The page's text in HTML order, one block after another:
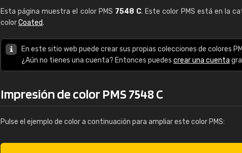
Esta página muestra el color PMS 7548 C. Este color PMS está en la
colorCoated.
En este sitio web puede crear sus propias colecciones de colores
¿Aún no tienes una cuenta? Entonces puedes crear una cuenta
Impresión de color PMS 7548 C
Pulse el ejemplo de color a continuación para ampliar este color PMS: